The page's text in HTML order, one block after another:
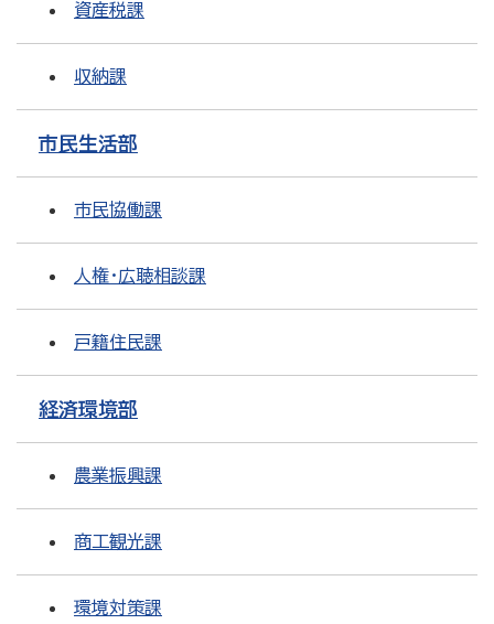
資産税課
収納課
市民生活部
市民協働課
人権・広聴相談課
戸籍住民課
経済環境部
農業振興課
商工観光課
環境対策課